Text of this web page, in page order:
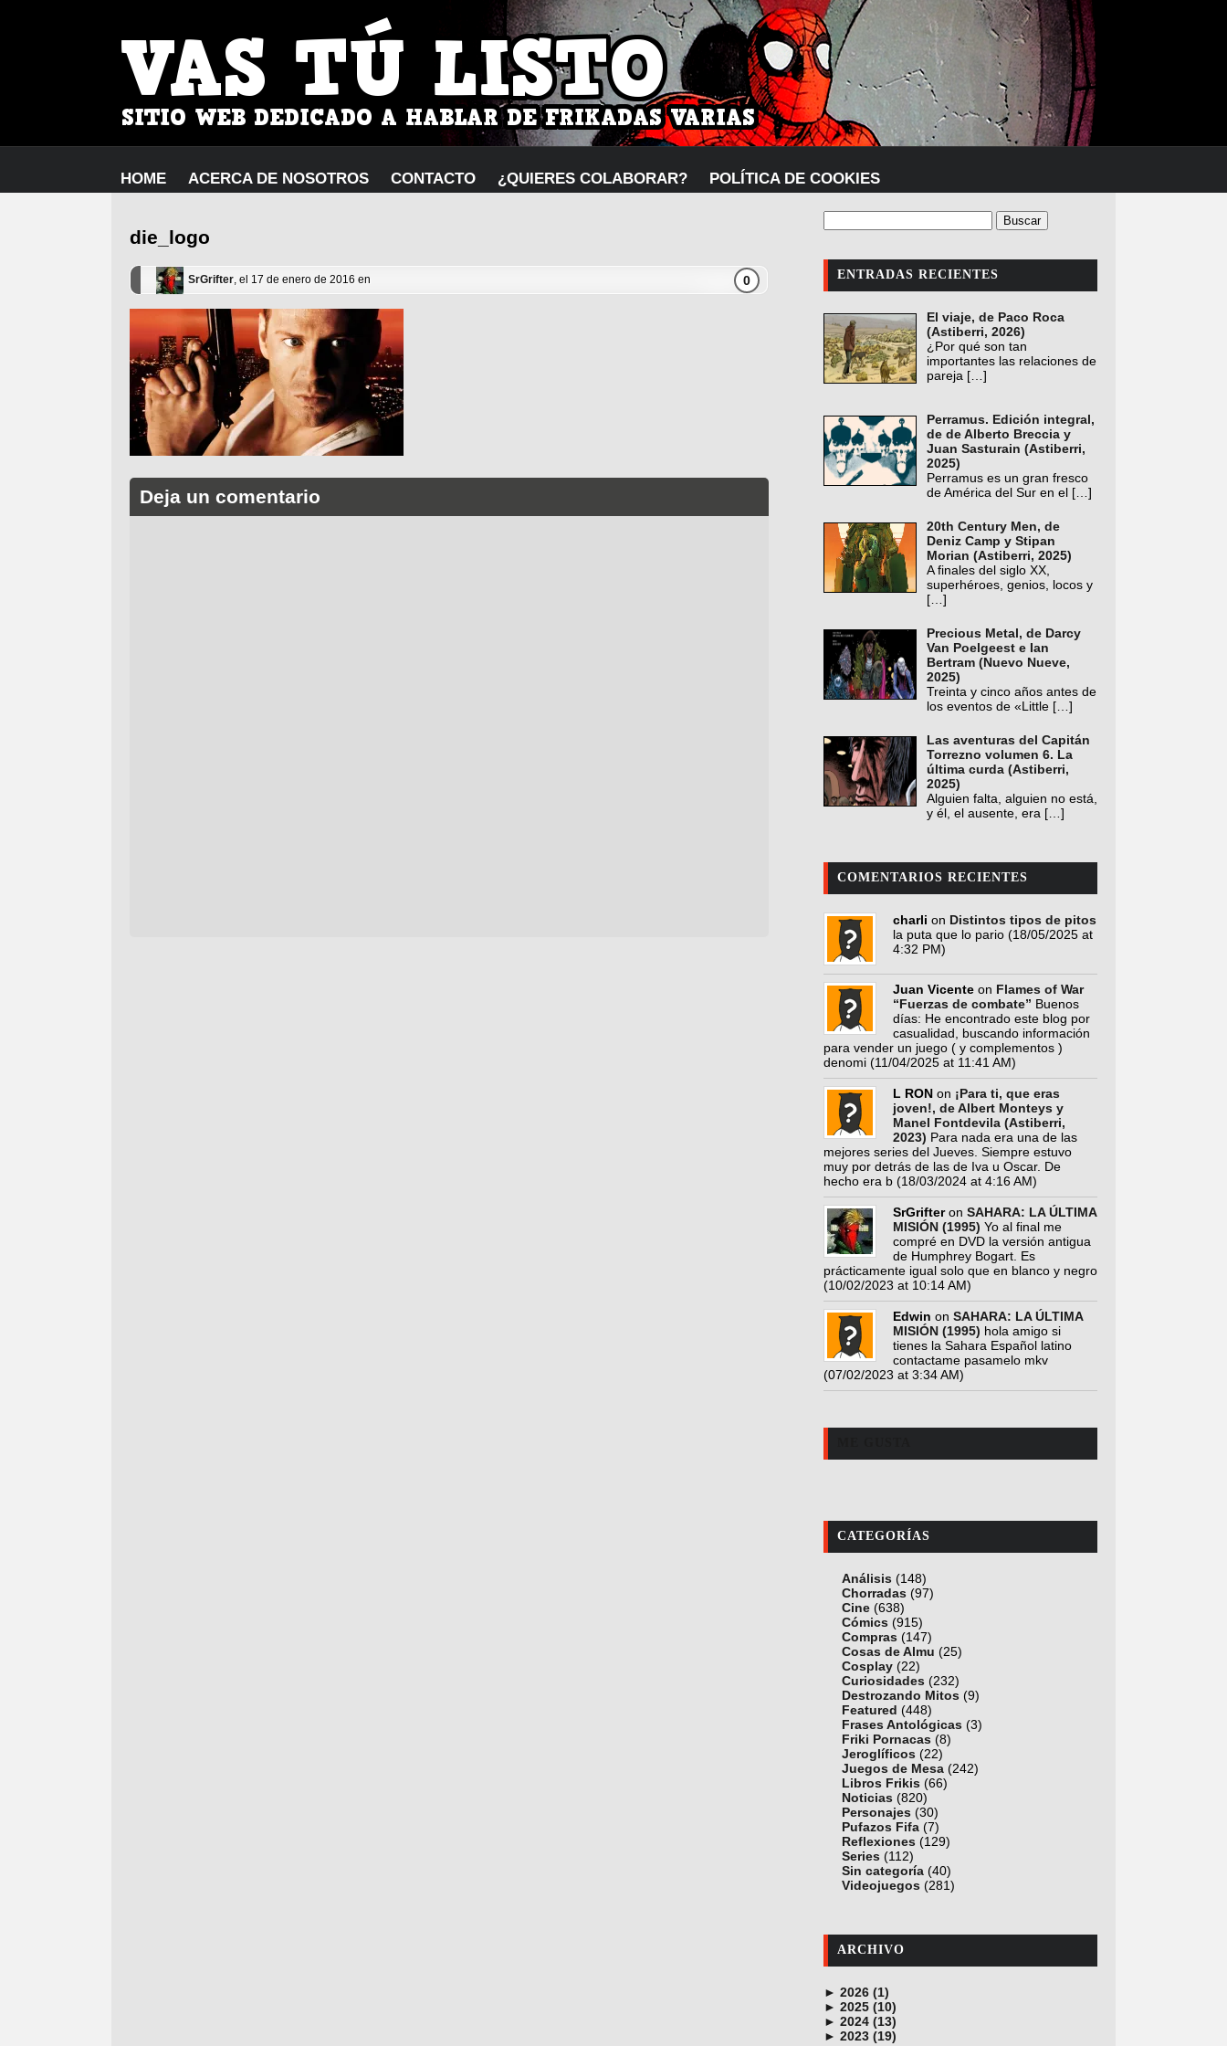
HOME ACERCA DE NOSOTROS CONTACTO ¿QUIERES COLABORAR? POLÍTICA DE COOKIES
die_logo
SrGrifter, el 17 de enero de 2016 en 0
Deja un comentario
ENTRADAS RECIENTES
El viaje, de Paco Roca
(Astiberri, 2026)
¿Por qué son tan
importantes las relaciones de
pareja […]
Perramus. Edición integral,
de de Alberto Breccia y
Juan Sasturain (Astiberri,
2025)
Perramus es un gran fresco
de América del Sur en el […]
20th Century Men, de
Deniz Camp y Stipan
Morian (Astiberri, 2025)
A finales del siglo XX,
superhéroes, genios, locos y
[…]
Precious Metal, de Darcy
Van Poelgeest e Ian
Bertram (Nuevo Nueve,
2025)
Treinta y cinco años antes de
los eventos de «Little […]
Las aventuras del Capitán
Torrezno volumen 6. La
última curda (Astiberri,
2025)
Alguien falta, alguien no está,
y él, el ausente, era […]
COMENTARIOS RECIENTES
charli on Distintos tipos de pitos
la puta que lo pario (18/05/2025 at
4:32 PM)
Juan Vicente on Flames of War
“Fuerzas de combate” Buenos
días: He encontrado este blog por
casualidad, buscando información
para vender un juego ( y complementos )
denomi (11/04/2025 at 11:41 AM)
L RON on ¡Para ti, que eras
joven!, de Albert Monteys y
Manel Fontdevila (Astiberri,
2023) Para nada era una de las
mejores series del Jueves. Siempre estuvo
muy por detrás de las de Iva u Oscar. De
hecho era b (18/03/2024 at 4:16 AM)
SrGrifteron SAHARA: LA ÚLTIMA
MISIÓN (1995) Yo al final me
compré en DVD la versión antigua
de Humphrey Bogart. Es
prácticamente igual solo que en blanco y negro
(10/02/2023 at 10:14 AM)
Edwin on SAHARA: LA ÚLTIMA
MISIÓN (1995) hola amigo si
tienes la Sahara Español latino
contactame pasamelo mkv
(07/02/2023 at 3:34 AM)
CATEGORÍAS
Análisis (148)
Chorradas (97)
Cine (638)
Cómics (915)
Compras (147)
Cosas de Almu (25)
Cosplay (22)
Curiosidades (232)
Destrozando Mitos (9)
Featured (448)
Frases Antológicas (3)
Friki Pornacas (8)
Jeroglíficos (22)
Juegos de Mesa (242)
Libros Frikis (66)
Noticias (820)
Personajes (30)
Pufazos Fifa (7)
Reflexiones (129)
Series (112)
Sin categoría (40)
Videojuegos (281)
ARCHIVO
► 2026 (1)
junio (1)
► 2025 (10)
noviembre (1)
octubre (1)
► 2024 (13)
diciembre (4)
► 2023 (19)